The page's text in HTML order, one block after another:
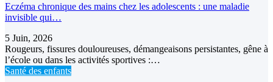
Eczéma chronique des mains chez les adolescents : une maladie
invisible qui…
5 Juin, 2026
Rougeurs, fissures douloureuses, démangeaisons persistantes, gêne à
l’école ou dans les activités sportives :…
Santé des enfants